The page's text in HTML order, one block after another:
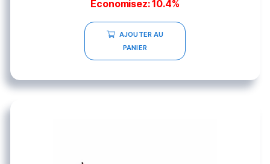
Économisez: 10.4%
AJOUTER AU
PANIER